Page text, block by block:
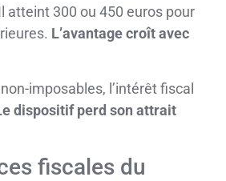
atteint 300 ou 450 euros pour
L’avantage croît avec
imposables, l’intérêt fiscal
dispositif perd son attrait
fiscales du